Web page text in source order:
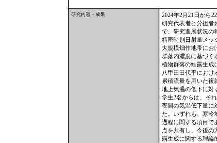
研究内容・成果
2024年2月21日から
研究代表者と分担者
で、研究進展状況の
精密時別日射量メッ
大規模畑作地帯にお
群落内濃度に基づく
植物群落の結露生成
八甲田田代平におけ
累積流量を用いた複
地上気温の低下に対
学生2名からは、そ
夜間の気温低下量に
た。いずれも、寒冷
過程に関する項目で
点を共有し、今後の
露生成に関する理論